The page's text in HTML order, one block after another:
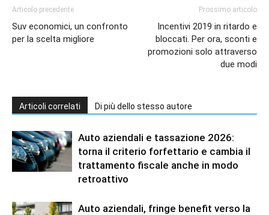
Articolo precedente
Suv economici, un confronto
per la scelta migliore
Prossimo articolo
Incentivi 2019 in ritardo e
bloccati. Per ora, sconti e
promozioni solo attraverso
due modi
Articoli correlati Di più dello stesso autore
Auto aziendali e tassazione 2026:
torna il criterio forfettario e cambia il
trattamento fiscale anche in modo
retroattivo
Auto aziendali, fringe benefit verso la